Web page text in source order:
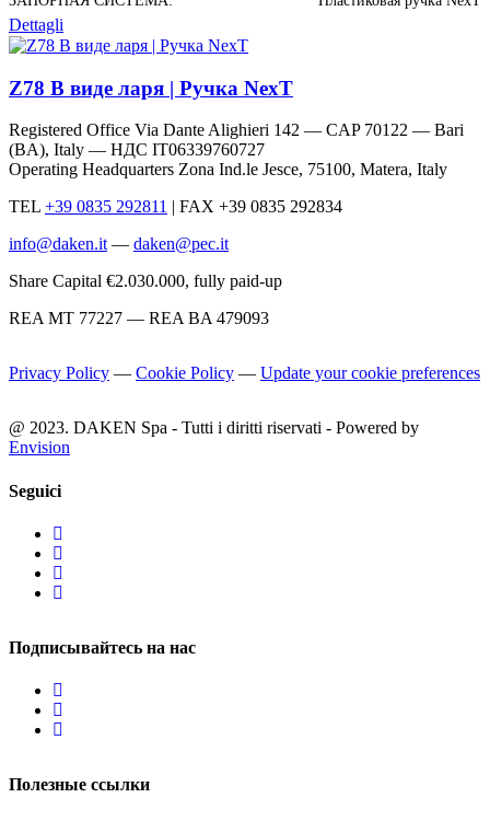
Dettagli
Z78 В виде ларя | Ручка NexT
Registered Office Via Dante Alighieri 142 — CAP 70122 — Bari
(BA), Italy — НДС IT06339760727
Operating Headquarters Zona Ind.le Jesce, 75100, Matera, Italy
TEL +39 0835 292811 | FAX +39 0835 292834
info@daken.it — daken@pec.it
Share Capital €2.030.000, fully paid-up
REA MT 77227 — REA BA 479093
Privacy Policy — Cookie Policy — Update your cookie preferences
@ 2023. DAKEN Spa - Tutti i diritti riservati - Powered by
Envision
Seguici
Подписывайтесь на нас
Полезные ссылки